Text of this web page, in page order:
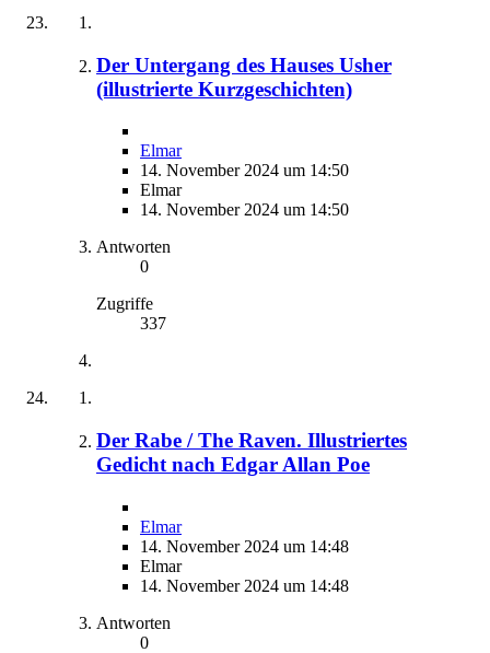
Der Untergang des Hauses Usher
(illustrierte Kurzgeschichten)
Elmar
14. November 2024 um 14:50
Elmar
14. November 2024 um 14:50
Antworten
0
Zugriffe
337
Der Rabe / The Raven. Illustriertes
Gedicht nach Edgar Allan Poe
Elmar
14. November 2024 um 14:48
Elmar
14. November 2024 um 14:48
Antworten
0